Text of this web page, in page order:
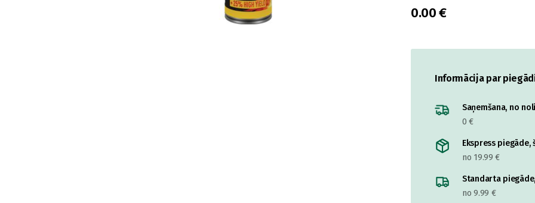
0.00 €
Informācija par
Saņemšana, no
0 €
Ekspress
no 19.99 €
Standarta
no 9.99 €